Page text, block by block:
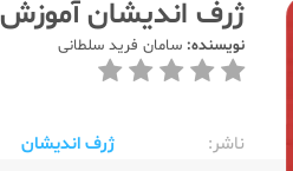
ژرف اندیشان آموزش ریاضی 9 نهم به
نویسنده: سامان فرید سلطانی
ناشر:‌
ژرف اندیشان